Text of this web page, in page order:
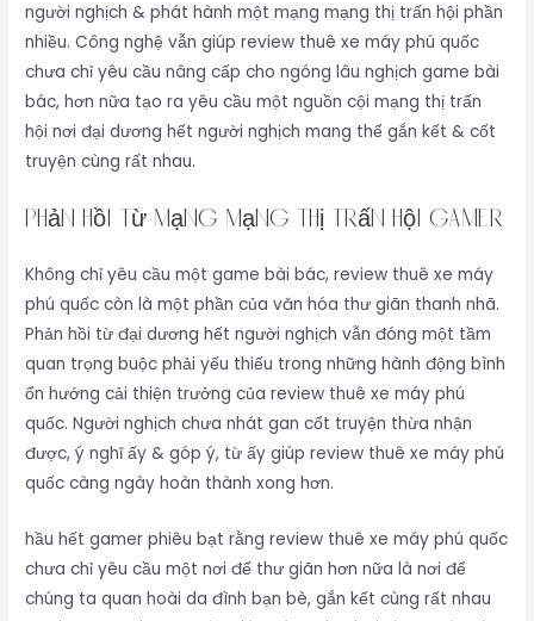
người nghịch & phát hành một mạng mạng thị trấn hội phần
nhiều. Công nghệ vẫn giúp review thuê xe máy phú quốc
chưa chỉ yêu cầu nâng cấp cho ngóng lâu nghịch game bài
bác, hơn nữa tạo ra yêu cầu một nguồn cội mạng thị trấn
hội nơi đại dương hết người nghịch mang thể gắn kết & cốt
truyện cùng rất nhau.
Phản hồi từ mạng mạng thị trấn hội gamer
Không chỉ yêu cầu một game bài bác, review thuê xe máy
phú quốc còn là một phần của văn hóa thư giãn thanh nhã.
Phản hồi từ đại dương hết người nghịch vẫn đóng một tầm
quan trọng buộc phải yếu thiếu trong những hành động bình
ổn hướng cải thiện trưởng của review thuê xe máy phú
quốc. Người nghịch chưa nhát gan cốt truyện thừa nhận
được, ý nghĩ ấy & góp ý, từ ấy giúp review thuê xe máy phú
quốc càng ngày hoàn thành xong hơn.
hầu hết gamer phiêu bạt rằng review thuê xe máy phú quốc
chưa chỉ yêu cầu một nơi để thư giãn hơn nữa là nơi để
chúng ta quan hoài da đình bạn bè, gắn kết cùng rất nhau